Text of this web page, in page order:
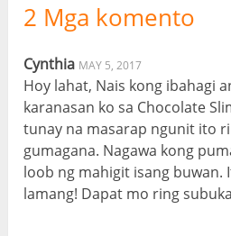
2 Mga komento
Cynthia MAY 5, 2017
Hoy lahat, Nais kong ibahagi
karanasan ko sa Chocolate
tunay na masarap ngunit ito
gumagana. Nagawa kong
loob ng mahigit isang buwan.
lamang! Dapat mo ring